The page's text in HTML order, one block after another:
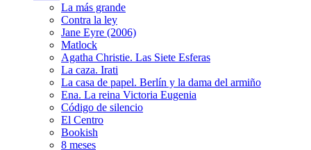
La más grande
Contra la ley
Jane Eyre (2006)
Matlock
Agatha Christie. Las Siete Esferas
La caza. Irati
La casa de papel. Berlín y la dama del armiño
Ena. La reina Victoria Eugenia
Código de silencio
El Centro
Bookish
8 meses